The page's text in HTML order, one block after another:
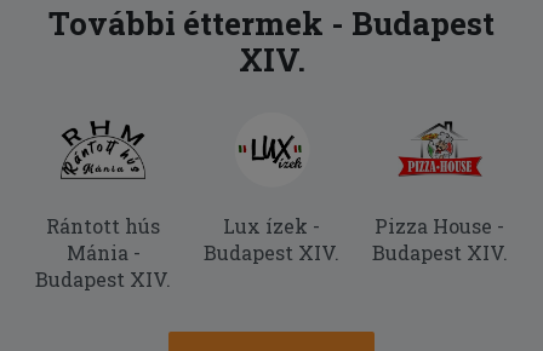
További éttermek - Budapest
XIV.
Rántott hús
Mánia -
Budapest XIV.
Lux ízek -
Budapest XIV.
Pizza House -
Budapest XIV.